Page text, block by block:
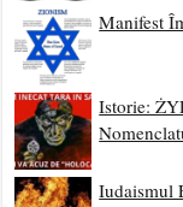
Manifest
Istorie:
Iudaismul